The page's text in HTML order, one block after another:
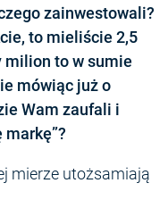
zainwestowali?
to mieliście 2,5
milion to w sumie
mówiąc już o
Wam zaufali i
mierze utożsamiają